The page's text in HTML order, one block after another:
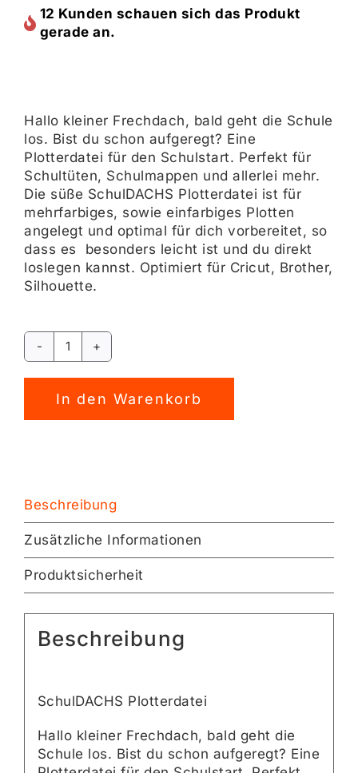
12 Kunden schauen sich das Produkt
gerade an.
Hallo kleiner Frechdach, bald geht die Schule
los. Bist du schon aufgeregt? Eine
Plotterdatei für den Schulstart. Perfekt für
Schultüten, Schulmappen und allerlei mehr.
Die süße SchulDACHS Plotterdatei ist für
mehrfarbiges, sowie einfarbiges Plotten
angelegt und optimal für dich vorbereitet, so
dass es besonders leicht ist und du direkt
loslegen kannst. Optimiert für Cricut, Brother,
Silhouette.
SchulDACHS
[Digital]
Menge
In den Warenkorb
Alternative:
Beschreibung
Zusätzliche Informationen
Produktsicherheit
Beschreibung
SchulDACHS Plotterdatei
Hallo kleiner Frechdach, bald geht die
Schule los. Bist du schon aufgeregt? Eine